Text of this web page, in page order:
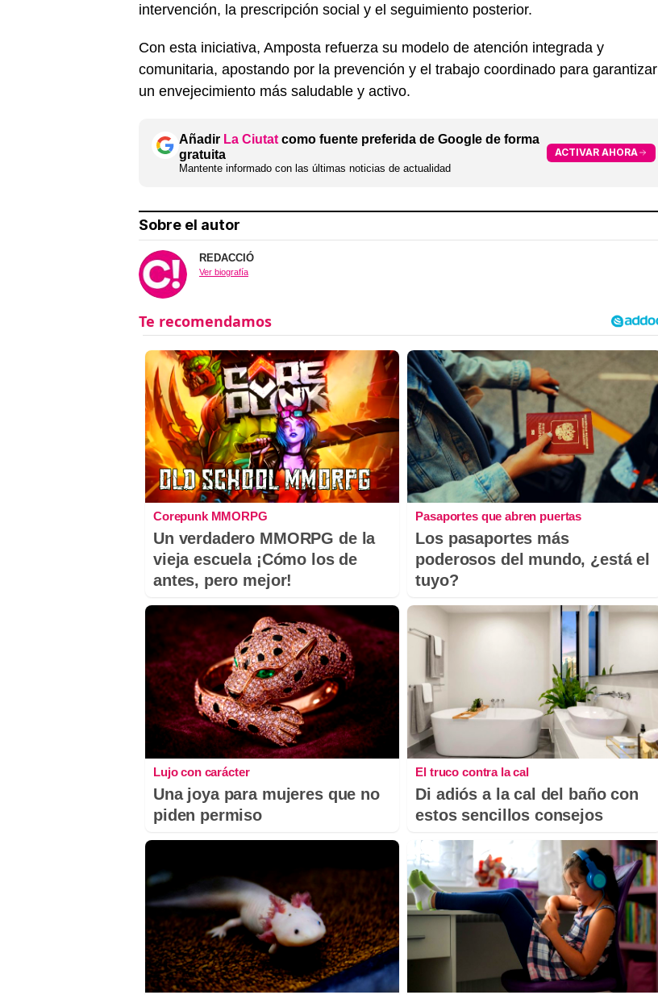
intervención, la prescripción social y el seguimiento posterior.
Con esta iniciativa, Amposta refuerza su modelo de atención integrada y
comunitaria, apostando por la prevención y el trabajo coordinado para garantizar
un envejecimiento más saludable y activo.
Añadir La Ciutat como fuente preferida de Google de forma
gratuita
Mantente informado con las últimas noticias de actualidad
ACTIVAR AHORA
Sobre el autor
REDACCIÓ
Ver biografía
Corepunk MMORPG
Un verdadero MMORPG de la
vieja escuela ¡Cómo los de
antes, pero mejor!
Pasaportes que abren puertas
Los pasaportes más
poderosos del mundo, ¿está el
tuyo?
Lujo con carácter
Una joya para mujeres que no
piden permiso
El truco contra la cal
Di adiós a la cal del baño con
estos sencillos consejos